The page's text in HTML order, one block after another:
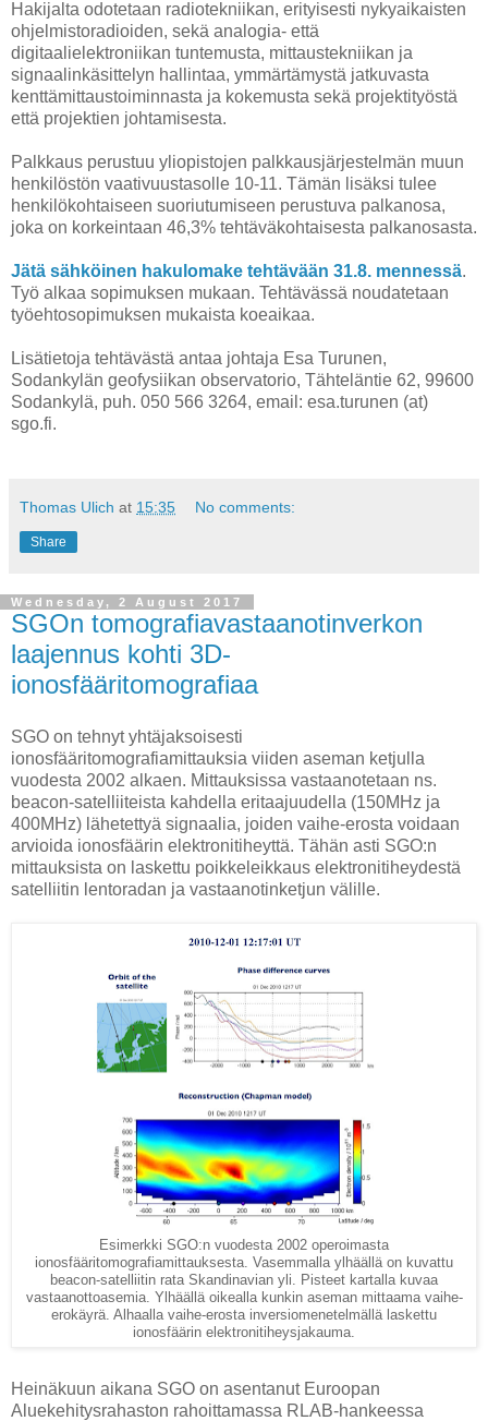
Hakijalta odotetaan radiotekniikan, erityisesti nykyaikaisten
ohjelmistoradioiden, sekä analogia- että
digitaalielektroniikan tuntemusta, mittaustekniikan ja
signaalinkäsittelyn hallintaa, ymmärtämystä jatkuvasta
kenttämittaustoiminnasta ja kokemusta sekä projektityöstä
että projektien johtamisesta.
Palkkaus perustuu yliopistojen palkkausjärjestelmän muun
henkilöstön vaativuustasolle 10-11. Tämän lisäksi tulee
henkilökohtaiseen suoriutumiseen perustuva palkanosa,
joka on korkeintaan 46,3% tehtäväkohtaisesta palkanosasta.
Jätä sähköinen hakulomake tehtävään 31.8. mennessä.
Työ alkaa sopimuksen mukaan. Tehtävässä noudatetaan
työehtosopimuksen mukaista koeaikaa.
Lisätietoja tehtävästä antaa johtaja Esa Turunen,
Sodankylän geofysiikan observatorio, Tähteläntie 62, 99600
Sodankylä, puh. 050 566 3264, email: esa.turunen (at)
sgo.fi.
Thomas Ulich at 15:35 No comments:
Share
Wednesday, 2 August 2017
SGOn tomografiavastaanotinverkon
laajennus kohti 3D-
ionosfääritomografiaa
SGO on tehnyt yhtäjaksoisesti
ionosfääritomografiamittauksia viiden aseman ketjulla
vuodesta 2002 alkaen. Mittauksissa vastaanotetaan ns.
beacon-satelliiteista kahdella eritaajuudella (150MHz ja
400MHz) lähetettyä signaalia, joiden vaihe-erosta voidaan
arvioida ionosfäärin elektronitiheyttä. Tähän asti SGO:n
mittauksista on laskettu poikkeleikkaus elektronitiheydestä
satelliitin lentoradan ja vastaanotinketjun välille.
Esimerkki SGO:n vuodesta 2002 operoimasta
ionosfääritomografiamittauksesta. Vasemmalla ylhäällä on kuvattu
beacon-satelliitin rata Skandinavian yli. Pisteet kartalla kuvaa
vastaanottoasemia. Ylhäällä oikealla kunkin aseman mittaama vaihe-
erokäyrä. Alhaalla vaihe-erosta inversiomenetelmällä laskettu
ionosfäärin elektronitiheysjakauma.
Heinäkuun aikana SGO on asentanut Euroopan
Aluekehitysrahaston rahoittamassa RLAB-hankeessa